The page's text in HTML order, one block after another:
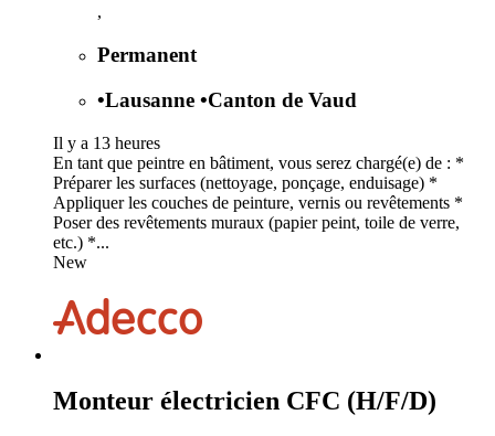
,
Permanent
•Lausanne •Canton de Vaud
Il y a 13 heures
En tant que peintre en bâtiment, vous serez chargé(e) de : *
Préparer les surfaces (nettoyage, ponçage, enduisage) *
Appliquer les couches de peinture, vernis ou revêtements *
Poser des revêtements muraux (papier peint, toile de verre,
etc.) *...
New
Monteur électricien CFC (H/F/D)